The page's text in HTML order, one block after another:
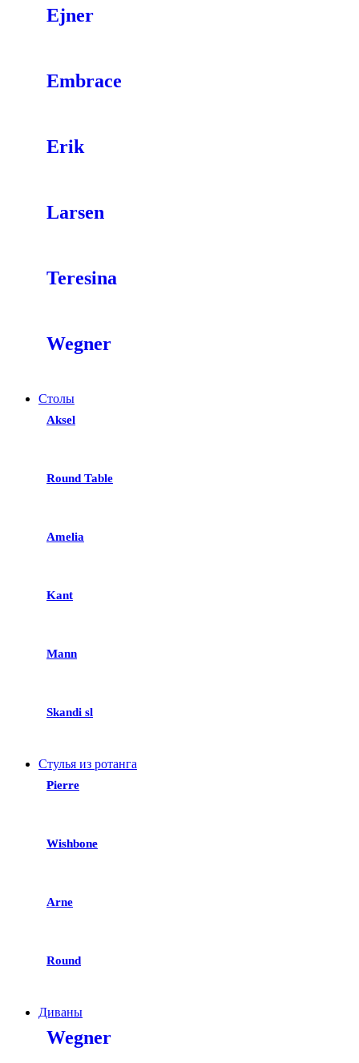
Ejner
Embrace
Erik
Larsen
Teresina
Wegner
Столы
Aksel
Round Table
Amelia
Kant
Mann
Skandi sl
Стулья из ротанга
Pierre
Wishbone
Arne
Round
Диваны
Wegner